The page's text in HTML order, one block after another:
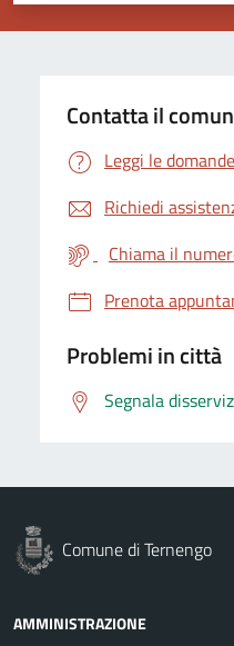
Contatta il
Leggi le
Richiedi
Chiama il
Prenota
Problemi in città
Segnala
Comune di Ternengo
AMMINISTRAZIONE